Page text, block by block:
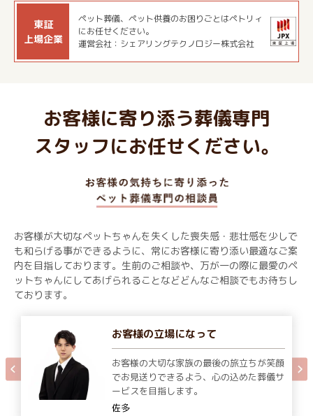
東証
上場企業
ペット葬儀、ペット供養のお困りごとはペトリィ
にお任せください。
運営会社：シェアリングテクノロジー株式会社
お客様に寄り添う葬儀専門
スタッフにお任せください。
お客様が大切なペットちゃんを失くした喪失感・悲壮感を少しで
も和らげる事ができるように、常にお客様に寄り添い最適なご案
内を目指しております。生前のご相談や、万が一の際に最愛のペ
ットちゃんにしてあげられることなどどんなご相談でもお待ちし
ております。
お客様の立場になって
お客様の大切な家族の最後の旅立ちが笑顔
でお見送りできるよう、心の込めた葬儀サ
ービスを目指します。
佐多